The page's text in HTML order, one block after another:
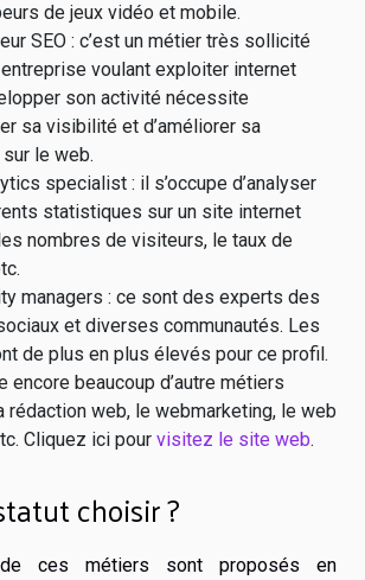
de jeux vidéo et mobile.
SEO : c’est un métier très sollicité
voulant exploiter internet
son activité nécessite
sa visibilité et d’améliorer sa
le web.
specialist : il s’occupe d’analyser
statistiques sur un site internet
nombres de visiteurs, le taux de
managers : ce sont des experts des
et diverses communautés. Les
de plus en plus élevés pour ce profil.
encore beaucoup d’autre métiers
rédaction web, le webmarketing, le web
Cliquez ici pour visitez le site web.
choisir ?
de ces métiers sont proposés en